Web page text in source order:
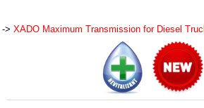
-> XADO Maximum Transmission for Diesel